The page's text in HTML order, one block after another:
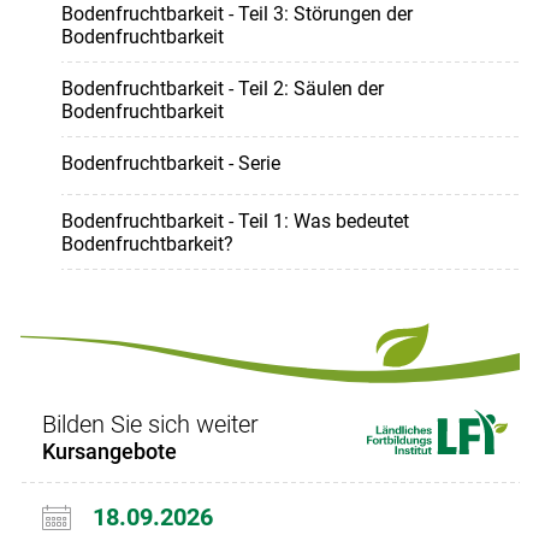
Bodenfruchtbarkeit - Teil 3: Störungen der
Bodenfruchtbarkeit
Bodenfruchtbarkeit - Teil 2: Säulen der
Bodenfruchtbarkeit
Bodenfruchtbarkeit - Serie
Bodenfruchtbarkeit - Teil 1: Was bedeutet
Bodenfruchtbarkeit?
Bilden Sie sich weiter
Kursangebote
18.09.2026